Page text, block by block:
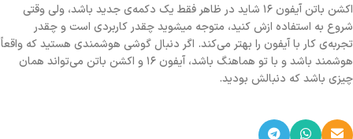
اکشن باتن آیفون ۱۶ شاید در ظاهر فقط یک دکمه‌ی جدید باشد، ولی وقتی
شروع به استفاده ازش کنید، متوجه میشوید چقدر کاربردی است و چقدر
تجربه‌ی کار با آیفون را بهتر می‌کند. اگر دنبال گوشی هوشمندی هستید که واقعاً
هوشمند باشد و با تو هماهنگ باشد، آیفون ۱۶ و اکشن باتن می‌تواند همان
چیزی باشد که دنبالش بودید.